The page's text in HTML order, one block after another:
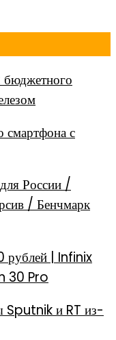
с
России /
/ Бенчмарк
рублей | Infinix
30 Pro
Sputnik и RT из-